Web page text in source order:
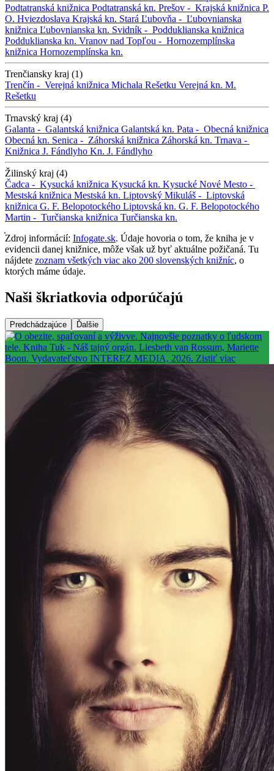
Podtatranská knižnica Podtatranská kn. Prešov - Krajská knižnica P.
O. Hviezdoslava Krajská kn. Stará Ľubovňa - Ľubovnianska
knižnica Ľubovnianska kn. Svidník - Podduklianska knižnica
Podduklianska kn. Vranov nad Topľou - Hornozemplínska
knižnica Hornozemplínska kn.
Trenčiansky kraj (1)
Trenčín - Verejná knižnica Michala Rešetku Verejná kn. M.
Rešetku
Trnavský kraj (4)
Galanta - Galantská knižnica Galantská kn. Pata - Obecná knižnica
Obecná kn. Senica - Záhorská knižnica Záhorská kn. Trnava -
Knižnica J. Fándlyho Kn. J. Fándlyho
Žilinský kraj (4)
Čadca - Kysucká knižnica Kysucká kn. Kysucké Nové Mesto -
Mestská knižnica Mestská kn. Liptovský Mikuláš - Liptovská
knižnica G. F. Belopotockého Liptovská kn. G. F. Belopotockého
Martin - Turčianska knižnica Turčianska kn.
Zdroj informácií: Infogate.sk. Údaje hovoria o tom, že kniha je v
evidencii danej knižnice, môže však už byť aktuálne požičaná. Tu
nájdete zoznam všetkých viac ako 200 slovenských knižníc, o
ktorých máme údaje.
Naši škriatkovia odporúčajú
Predchádzajúce Ďalšie